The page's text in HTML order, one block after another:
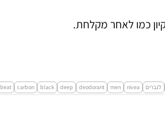
כמו לאחר מקלחת.
לגברים nivea
men
deodorant
deep
black
carbon
beat